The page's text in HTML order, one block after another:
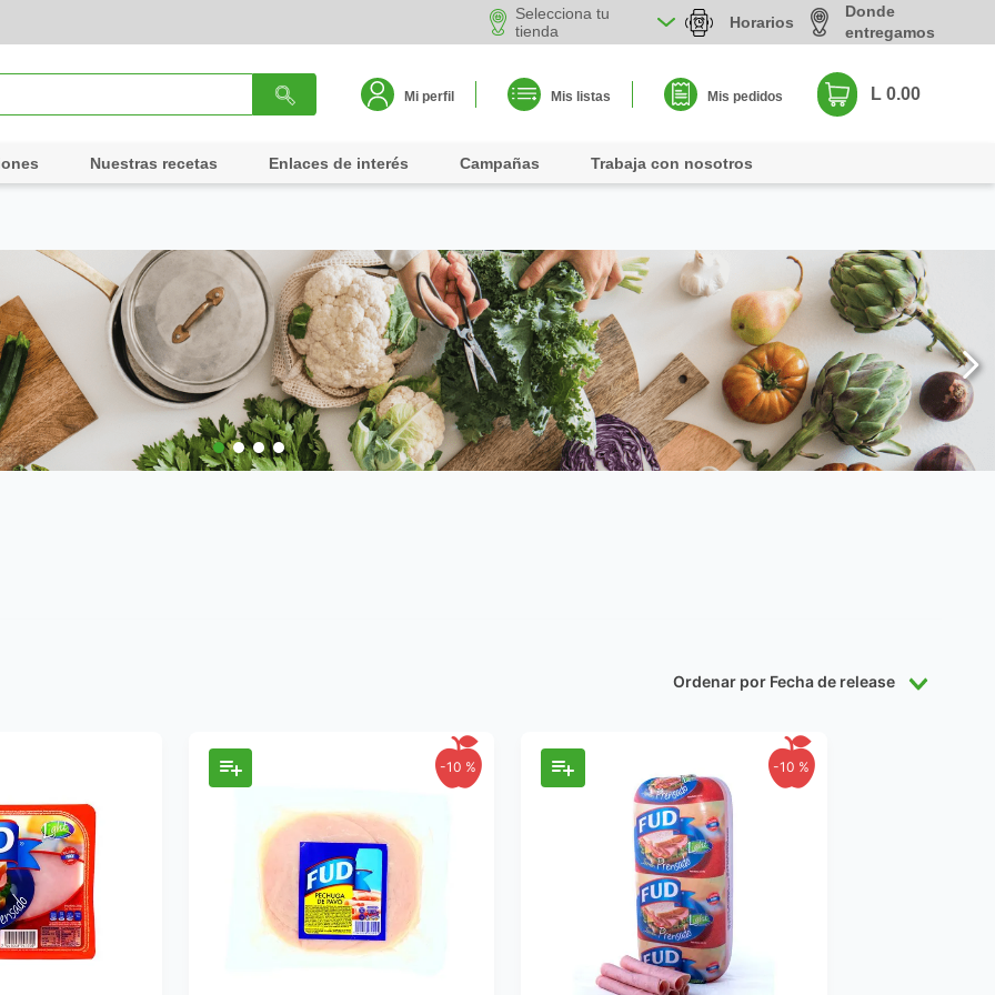
Selecciona tu
tienda
Horarios
Donde
entregamos
Mi perfil Mis listas Mis pedidos L 0.00
Nuestras recetas Enlaces de interés Campañas Trabaja con nosotros
Ordenar por Fecha de release
-10 % -10 %